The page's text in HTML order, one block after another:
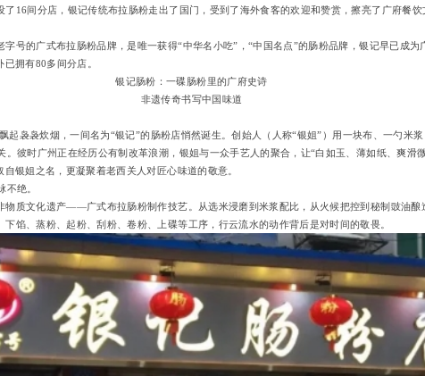
16间分店，银记传统布拉肠粉走出了国门，受到了海外食客的欢迎和赞赏，擦亮了广府餐
号的广式布拉肠粉品牌，是唯一获得“中华名小吃”，“中国名点”的肠粉品牌，银记早已成
拥有80多间分店。
银记肠粉：一碟肠粉里的广府史诗
非遗传奇书写中国味道
起袅袅炊烟，一间名为“银记”的肠粉店悄然诞生。创始人（人称“银姐”）用一块布、一勺米
。彼时广州正在经历公有制改革浪潮，银姐与一众手艺人的聚合，让“白如玉、薄如纸、爽滑
银姐之名，更凝聚着老西关人对匠心味道的敬意。
不绝。
物质文化遗产——广式布拉肠粉制作技艺。从选米浸磨到米浆配比，从火候把控到秘制豉油酿
馅、蒸粉、起粉、刮粉、卷粉、上碟等工序，行云流水的动作背后是对时间的敬畏。